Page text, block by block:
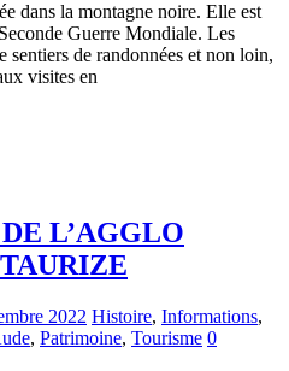
dans la montagne noire. Elle est
Guerre Mondiale. Les
de randonnées et non loin,
visites en
L’AGGLO
2022 Histoire, Informations,
, Patrimoine, Tourisme 0